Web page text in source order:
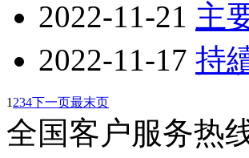
2022-11-21 主
2022-11-17 持
1 234下一页最末页
全国客户服务热